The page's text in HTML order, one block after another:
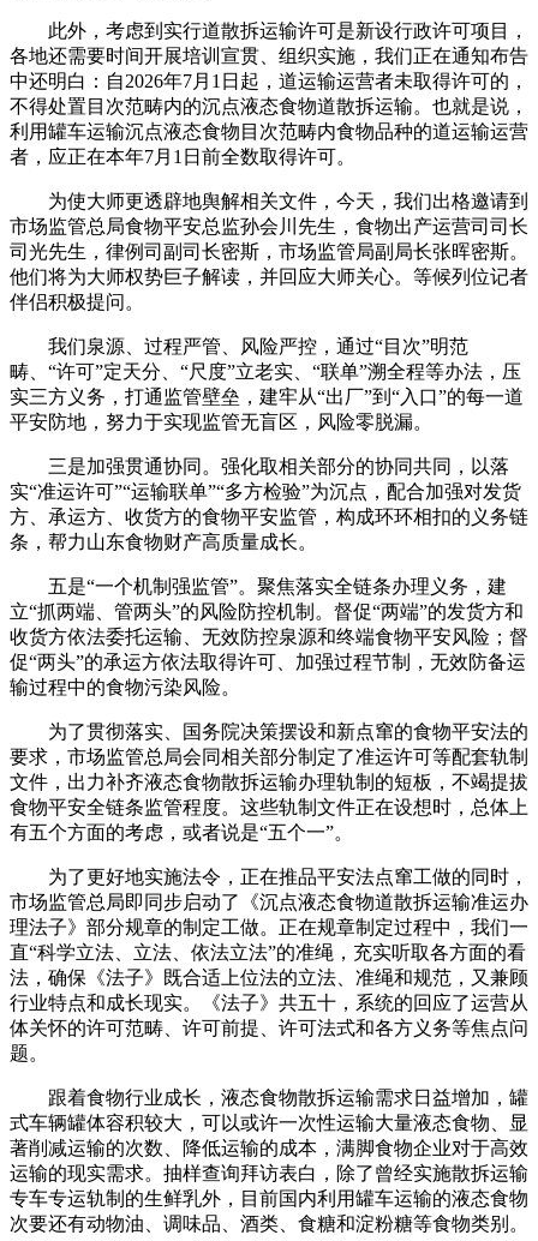
此外，考虑到实行道散拆运输许可是新设行政许可项目，
各地还需要时间开展培训宣贯、组织实施，我们正在通知布告
中还明白：自2026年7月1日起，道运输运营者未取得许可的，
不得处置目次范畴内的沉点液态食物道散拆运输。也就是说，
利用罐车运输沉点液态食物目次范畴内食物品种的道运输运营
者，应正在本年7月1日前全数取得许可。
为使大师更透辟地舆解相关文件，今天，我们出格邀请到
市场监管总局食物平安总监孙会川先生，食物出产运营司司长
司光先生，律例司副司长密斯，市场监管局副局长张晖密斯。
他们将为大师权势巨子解读，并回应大师关心。等候列位记者
伴侣积极提问。
我们泉源、过程严管、风险严控，通过“目次”明范
畴、“许可”定天分、“尺度”立老实、“联单”溯全程等办法，压
实三方义务，打通监管壁垒，建牢从“出厂”到“入口”的每一道
平安防地，努力于实现监管无盲区，风险零脱漏。
三是加强贯通协同。强化取相关部分的协同共同，以落
实“准运许可”“运输联单”“多方检验”为沉点，配合加强对发货
方、承运方、收货方的食物平安监管，构成环环相扣的义务链
条，帮力山东食物财产高质量成长。
五是“一个机制强监管”。聚焦落实全链条办理义务，建
立“抓两端、管两头”的风险防控机制。督促“两端”的发货方和
收货方依法委托运输、无效防控泉源和终端食物平安风险；督
促“两头”的承运方依法取得许可、加强过程节制，无效防备运
输过程中的食物污染风险。
为了贯彻落实、国务院决策摆设和新点窜的食物平安法的
要求，市场监管总局会同相关部分制定了准运许可等配套轨制
文件，出力补齐液态食物散拆运输办理轨制的短板，不竭提拔
食物平安全链条监管程度。这些轨制文件正在设想时，总体上
有五个方面的考虑，或者说是“五个一”。
为了更好地实施法令，正在推品平安法点窜工做的同时，
市场监管总局即同步启动了《沉点液态食物道散拆运输准运办
理法子》部分规章的制定工做。正在规章制定过程中，我们一
直“科学立法、立法、依法立法”的准绳，充实听取各方面的看
法，确保《法子》既合适上位法的立法、准绳和规范，又兼顾
行业特点和成长现实。《法子》共五十，系统的回应了运营从
体关怀的许可范畴、许可前提、许可法式和各方义务等焦点问
题。
跟着食物行业成长，液态食物散拆运输需求日益增加，罐
式车辆罐体容积较大，可以或许一次性运输大量液态食物、显
著削减运输的次数、降低运输的成本，满脚食物企业对于高效
运输的现实需求。抽样查询拜访表白，除了曾经实施散拆运输
专车专运轨制的生鲜乳外，目前国内利用罐车运输的液态食物
次要还有动物油、调味品、酒类、食糖和淀粉糖等食物类别。